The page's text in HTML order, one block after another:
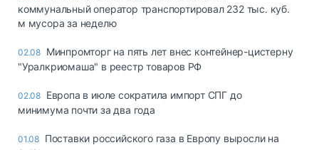
коммунальный оператор транспортировал 232 тыс. куб.
м мусора за неделю
02.08 Минпромторг на пять лет внес контейнер-цистерну
"Уралкриомаша" в реестр товаров РФ
02.08 Европа в июле сократила импорт СПГ до
минимума почти за два года
01.08 Поставки российского газа в Европу выросли на